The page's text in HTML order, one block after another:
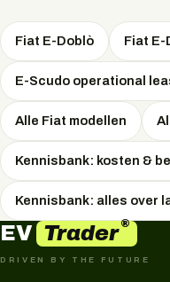
Fiat E-Doblò Fiat
E-Scudo operational
Alle Fiat modellen
Kennisbank: kosten &
Kennisbank: alles over
EV Trader®
DRIVEN BY THE FUTURE